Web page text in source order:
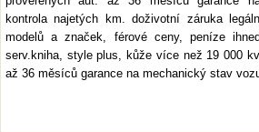
kontrola najetých km. doživotní záruka
modelů a značek, férové ceny, peníze
serv.kniha, style plus, kůže více než 19 000
až 36 měsíců garance na mechanický stav